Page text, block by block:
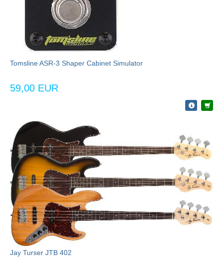
Tomsline ASR-3 Shaper Cabinet Simulator
59,00 EUR
Jay Turser JTB 402